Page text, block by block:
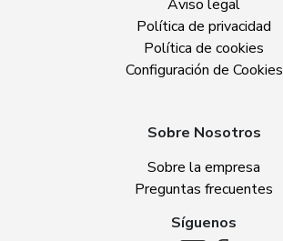
Aviso legal
Política de privacidad
Política de cookies
Configuración de Cookies
Sobre Nosotros
Sobre la empresa
Preguntas frecuentes
Síguenos